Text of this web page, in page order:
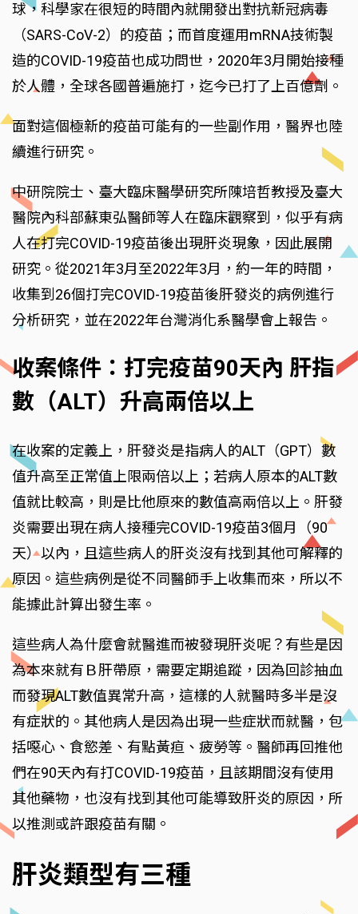
球，科學家在很短的時間內就開發出對抗新冠病毒
（SARS-CoV-2）的疫苗；而首度運用mRNA技術製
造的COVID-19疫苗也成功問世，2020年3月開始接種
於人體，全球各國普遍施打，迄今已打了上百億劑。
面對這個極新的疫苗可能有的一些副作用，醫界也陸
續進行研究。
中研院院士、臺大臨床醫學研究所陳培哲教授及臺大
醫院內科部蘇東弘醫師等人在臨床觀察到，似乎有病
人在打完COVID-19疫苗後出現肝炎現象，因此展開
研究。從2021年3月至2022年3月，約一年的時間，
收集到26個打完COVID-19疫苗後肝發炎的病例進行
分析研究，並在2022年台灣消化系醫學會上報告。
收案條件：打完疫苗90天內 肝指
數（ALT）升高兩倍以上
在收案的定義上，肝發炎是指病人的ALT（GPT）數
值升高至正常值上限兩倍以上；若病人原本的ALT數
值就比較高，則是比他原來的數值高兩倍以上。肝發
炎需要出現在病人接種完COVID-19疫苗3個月（90
天）以內，且這些病人的肝炎沒有找到其他可解釋的
原因。這些病例是從不同醫師手上收集而來，所以不
能據此計算出發生率。
這些病人為什麼會就醫進而被發現肝炎呢？有些是因
為本來就有Ｂ肝帶原，需要定期追蹤，因為回診抽血
而發現ALT數值異常升高，這樣的人就醫時多半是沒
有症狀的。其他病人是因為出現一些症狀而就醫，包
括噁心、食慾差、有點黃疸、疲勞等。醫師再回推他
們在90天內有打COVID-19疫苗，且該期間沒有使用
其他藥物，也沒有找到其他可能導致肝炎的原因，所
以推測或許跟疫苗有關。
肝炎類型有三種